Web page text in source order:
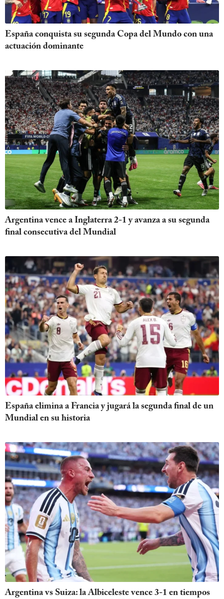
España conquista su segunda Copa del Mundo con una
actuación dominante
Argentina vence a Inglaterra 2-1 y avanza a su segunda
final consecutiva del Mundial
España elimina a Francia y jugará la segunda final de un
Mundial en su historia
Argentina vs Suiza: la Albiceleste vence 3-1 en tiempos